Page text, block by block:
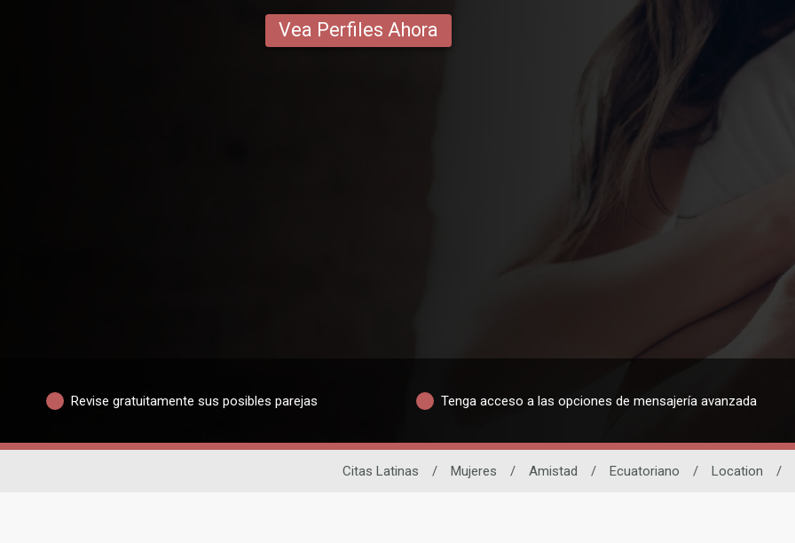
Vea Perfiles Ahora
Revise gratuitamente sus posibles parejas Tenga acceso a las opciones de mensajería avanzada
Citas Latinas / Mujeres / Amistad / Ecuatoriano / Location /